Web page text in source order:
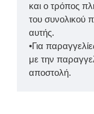
και ο τρόπος
του συνολικού
αυτής.
•Για
με την
αποστολή.